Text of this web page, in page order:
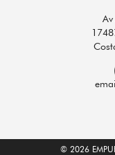
© 2026